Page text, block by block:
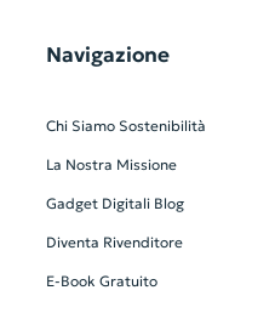
Navigazione
Chi Siamo Sostenibilità
La Nostra Missione
Gadget Digitali Blog
Diventa Rivenditore
E-Book Gratuito